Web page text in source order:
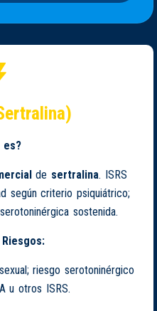
es?
de sertralina. ISRS
según criterio psiquiátrico;
sostenida.
riesgo serotoninérgico
u otros ISRS.